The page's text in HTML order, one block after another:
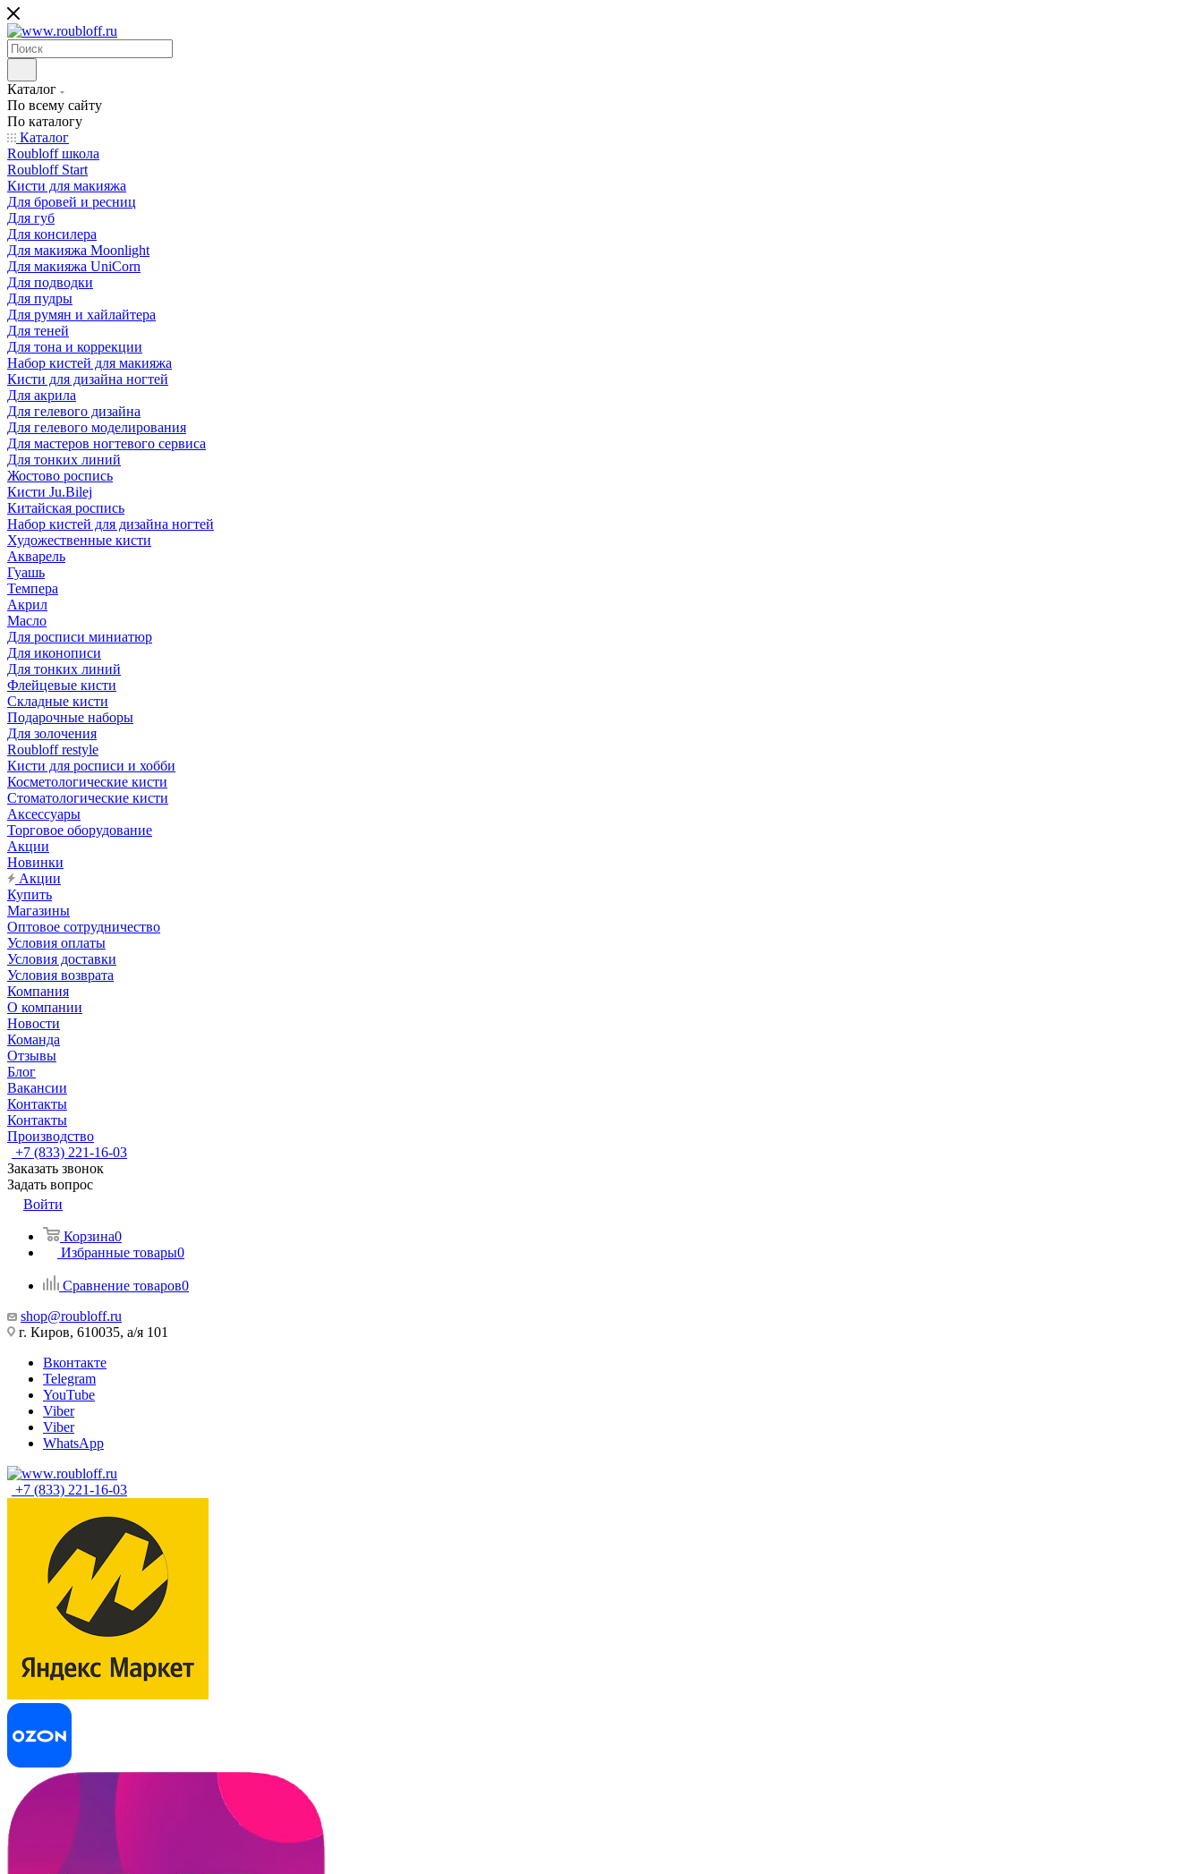
Каталог
По всему сайту
По каталогу
Каталог
Roubloff школа
Roubloff Start
Кисти для макияжа
Для бровей и ресниц
Для губ
Для консилера
Для макияжа Moonlight
Для макияжа UniCorn
Для подводки
Для пудры
Для румян и хайлайтера
Для теней
Для тона и коррекции
Набор кистей для макияжа
Кисти для дизайна ногтей
Для акрила
Для гелевого дизайна
Для гелевого моделирования
Для мастеров ногтевого сервиса
Для тонких линий
Жостово роспись
Кисти Ju.Bilej
Китайская роспись
Набор кистей для дизайна ногтей
Художественные кисти
Акварель
Гуашь
Темпера
Акрил
Масло
Для росписи миниатюр
Для иконописи
Для тонких линий
Флейцевые кисти
Складные кисти
Подарочные наборы
Для золочения
Roubloff restyle
Кисти для росписи и хобби
Косметологические кисти
Стоматологические кисти
Аксессуары
Торговое оборудование
Акции
Новинки
Акции
Купить
Магазины
Оптовое сотрудничество
Условия оплаты
Условия доставки
Условия возврата
Компания
О компании
Новости
Команда
Отзывы
Блог
Вакансии
Контакты
Контакты
Производство
+7 (833) 221-16-03
Заказать звонок
Задать вопрос
Войти
Корзина0
Избранные товары0
Сравнение товаров0
shop@roubloff.ru
г. Киров, 610035, а/я 101
Вконтакте
Telegram
YouTube
Viber
Viber
WhatsApp
+7 (833) 221-16-03